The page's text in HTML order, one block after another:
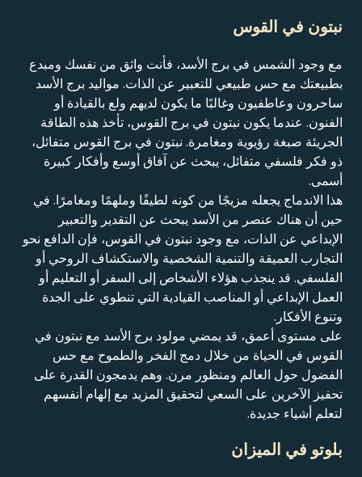
نبتون في القوس
مع وجود الشمس في برج الأسد، فأنت واثق من نفسك ومبدع
بطبيعتك مع حس طبيعي للتعبير عن الذات. مواليد برج الأسد
ساحرون وعاطفيون وغالبًا ما يكون لديهم ولع بالقيادة أو
الفنون. عندما يكون نبتون في برج القوس، تأخذ هذه الطاقة
الجريئة صبغة رؤيوية ومغامرة. نبتون في برج القوس متفائل،
ذو فكر فلسفي متفائل، يبحث عن آفاق أوسع وأفكار كبيرة
أسمى.
هذا الاندماج يجعله مزيجًا من كونه لطيفًا وملهمًا ومغامرًا. في
حين أن هناك عنصر من الأسد يبحث عن التقدير والتعبير
الإبداعي عن الذات، مع وجود نبتون في القوس، فإن الدافع نحو
التجارب العميقة والتنمية الشخصية والاستكشاف الروحي أو
الفلسفي. قد ينجذب هؤلاء الأشخاص إلى السفر أو التعليم أو
العمل الإبداعي أو المناصب القيادية التي تنطوي على الجدة
وتنوع الأفكار.
على مستوى أعمق، قد يمضي مولود برج الأسد مع نبتون في
القوس في الحياة من خلال دمج الفخر والطموح مع حس
الفضول حول العالم ومنظور مرن. وهم يدمجون القدرة على
تحفيز الآخرين على السعي لتحقيق المزيد مع إلهام أنفسهم
لتعلم أشياء جديدة.
بلوتو في الميزان